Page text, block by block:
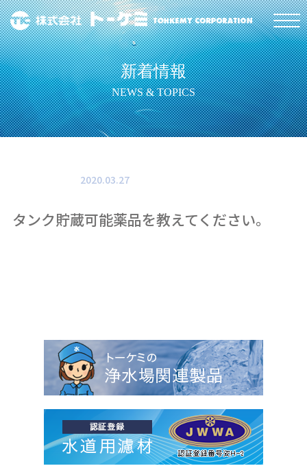
新着情報
NEWS & TOPICS
2020.03.27
タンク貯蔵可能薬品を教えてください。